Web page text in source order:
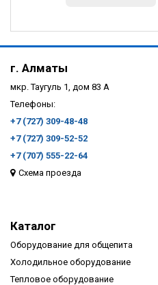
г. Алматы
мкр. Таугуль 1, дом 83 А
Телефоны:
+7 (727) 309-48-48
+7 (727) 309-52-52
+7 (707) 555-22-64
Схема проезда
Каталог
Оборудование для общепита
Холодильное оборудование
Тепловое оборудование